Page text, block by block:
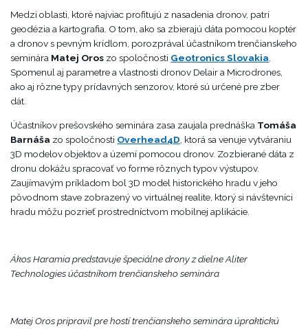
Medzi oblasti, ktoré najviac profitujú z nasadenia dronov, patrí
geodézia a kartografia. O tom, ako sa zbierajú dáta pomocou koptér
a dronov s pevným krídlom, porozprával účastníkom trenčianskeho
seminára Matej Oros zo spoločnosti Geotronics Slovakia
Spomenul aj parametre a vlastnosti dronov Delair a Microdrones,
ako aj rôzne typy prídavných senzorov, ktoré sú určené pre zber
dát.
Účastníkov prešovského seminára zasa zaujala prednáška Tomáša
Barnáša zo spoločnosti Overhead4D , ktorá sa venuje vytváraniu
3D modelov objektov a území pomocou dronov. Zozbierané dáta z
dronu dokážu spracovať vo forme rôznych typov výstupov.
Zaujímavým príkladom bol 3D model historického hradu v jeho
pôvodnom stave zobrazený vo virtuálnej realite, ktorý si návštevníci
hradu môžu pozrieť prostredníctvom mobilnej aplikácie.
Ákos Haramia predstavuje špeciálne drony z dielne Aliter
Technologies účastníkom trenčianskeho seminára
Matej Oros pripravil pre hostí trenčianskeho seminára úpraktickú